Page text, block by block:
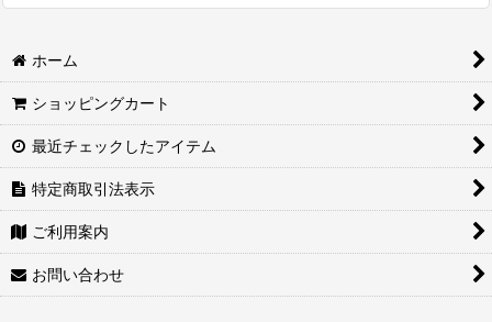
ホーム
ショッピングカート
最近チェックしたアイテム
特定商取引法表示
ご利用案内
お問い合わせ